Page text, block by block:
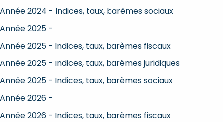
Année 2024 - Indices, taux, barèmes sociaux
Année 2025 -
Année 2025 - Indices, taux, barèmes fiscaux
Année 2025 - Indices, taux, barèmes juridiques
Année 2025 - Indices, taux, barèmes sociaux
Année 2026 -
Année 2026 - Indices, taux, barèmes fiscaux